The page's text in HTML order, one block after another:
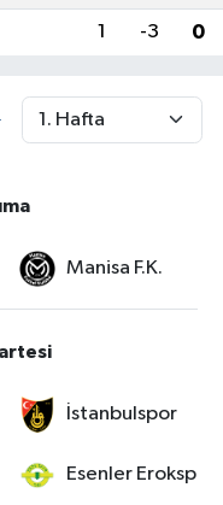
1 -3 0
Manisa F.K.
İstanbulspor
Esenler Erokspor